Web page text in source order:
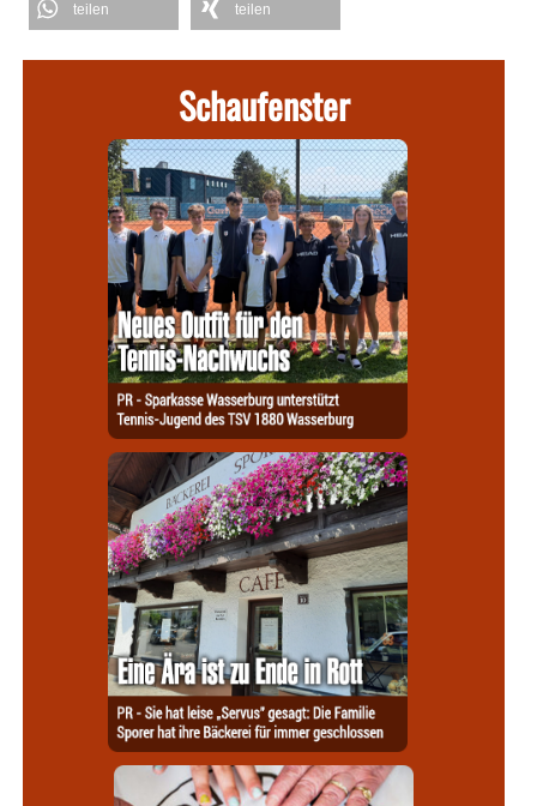
teilen teilen
Schaufenster